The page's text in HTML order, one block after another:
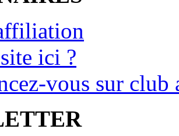
ici ?
vous sur